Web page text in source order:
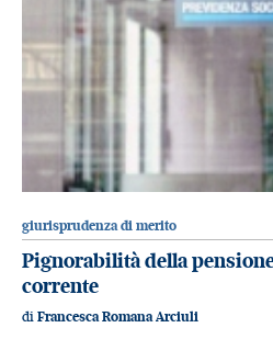
giurisprudenza di merito
Pignorabilità della
corrente
di Francesca Romana Arciuli